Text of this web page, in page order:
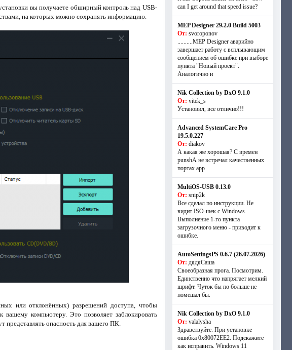
вы получаете обширный контроль над USB-
на которых можно сохранять информацию.
или отклонённых) разрешений доступа, чтобы
вашему компьютеру. Это позволяет заблокировать
опасность для вашего ПК.
can I get around that speed issue?
MEP Designer 29.2.0 Build 5003
От: svoroponov
..........MEP Designer аварийно
завершает работу с всплывающим
сообщением об ошибке при выборе
пункта "Новый проект".
Аналогично и
Nik Collection by DxO 9.1.0
От: vitek_s
Установил, все отлично!!!
Advanced SystemCare Pro
19.5.0.227
От: diakov
А какая же хорошая? С времен
punshА не встречал качественных
портах app
MultiOS-USB 0.13.0
От: snip2k
Все сделал по инструкции. Не
видит ISO-шек с Windows.
Выполнение 1-го пункта
загрузочного меню - приводит к
ошибке.
AutoSettingsPS 0.6.7 (26.07.2026)
От: дядяСаша
Своеобразная прога. Посмотрим.
Единственно что напрягает мелкий
шрифт. Чуток бы по больше не
помешал бы.
Nik Collection by DxO 9.1.0
От: valalysha
Здравствуйте. При установке
ошибка 0х80072EE2. Подскажите
как исправить. Windows 11